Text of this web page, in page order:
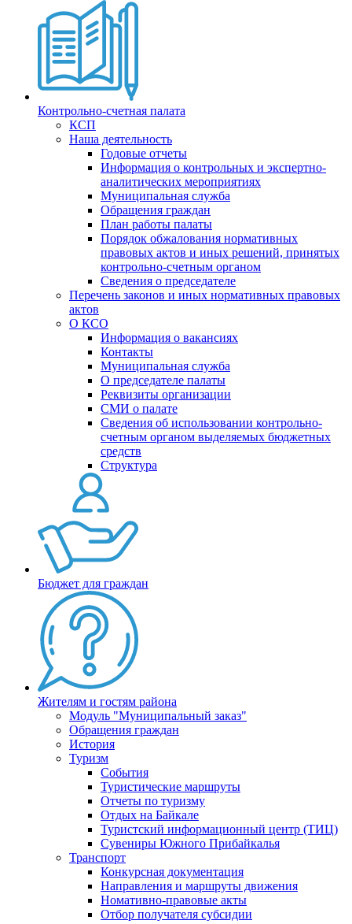
Контрольно-счетная палата
КСП
Наша деятельность
Годовые отчеты
Информация о контрольных и экспертно-
аналитических мероприятиях
Муниципальная служба
Обращения граждан
План работы палаты
Порядок обжалования нормативных
правовых актов и иных решений, принятых
контрольно-счетным органом
Сведения о председателе
Перечень законов и иных нормативных правовых
актов
О КСО
Информация о вакансиях
Контакты
Муниципальная служба
О председателе палаты
Реквизиты организации
СМИ о палате
Сведения об использовании контрольно-
счетным органом выделяемых бюджетных
средств
Структура
Бюджет для граждан
Жителям и гостям района
Модуль "Муниципальный заказ"
Обращения граждан
История
Туризм
События
Туристические маршруты
Отчеты по туризму
Отдых на Байкале
Туристский информационный центр (ТИЦ)
Сувениры Южного Прибайкалья
Транспорт
Конкурсная документация
Направления и маршруты движения
Номативно-правовые акты
Отбор получателя субсидии